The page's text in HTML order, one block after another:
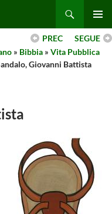
MENU
SEGUE
PREC
» Bibbia » Vita Pubblica
Giovanni Battista